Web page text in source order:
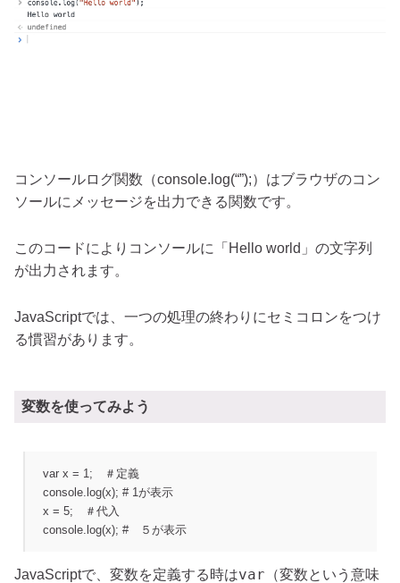
コンソールログ関数（console.log(“”);）はブラウザのコン
ソールにメッセージを出力できる関数です。
このコードによりコンソールに「Hello world」の文字列
が出力されます。
JavaScriptでは、一つの処理の終わりにセミコロンをつけ
る慣習があります。
変数を使ってみよう
var x = 1; ＃定義
console.log(x); # 1が表示
x = 5; ＃代入
console.log(x); # ５が表示
JavaScriptで、変数を定義する時はvar （変数という意味